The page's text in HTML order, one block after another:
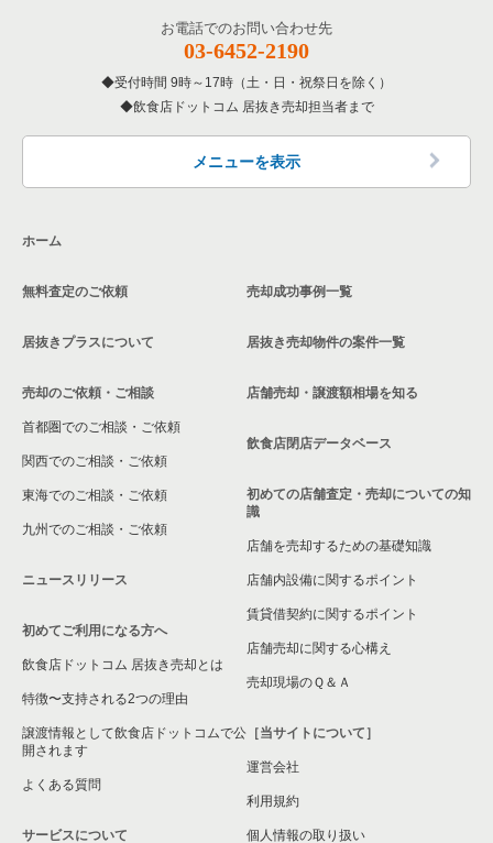
お電話でのお問い合わせ先
03-6452-2190
受付時間 9時～17時（土・日・祝祭日を除く）
飲食店ドットコム 居抜き売却担当者まで
メニューを表示
ホーム
無料査定のご依頼
居抜きプラスについて
売却のご依頼・ご相談
首都圏でのご相談・ご依頼
関西でのご相談・ご依頼
東海でのご相談・ご依頼
九州でのご相談・ご依頼
ニュースリリース
初めてご利用になる方へ
飲食店ドットコム 居抜き売却とは
特徴〜支持される2つの理由
譲渡情報として飲食店ドットコムで公
開されます
よくある質問
サービスについて
売却成功事例一覧
居抜き売却物件の案件一覧
店舗売却・譲渡額相場を知る
飲食店閉店データベース
初めての店舗査定・売却についての知
識
店舗を売却するための基礎知識
店舗内設備に関するポイント
賃貸借契約に関するポイント
店舗売却に関する心構え
売却現場のＱ＆Ａ
［当サイトについて］
運営会社
利用規約
個人情報の取り扱い